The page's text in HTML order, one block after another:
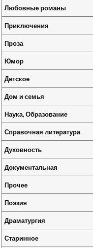
Любовные романы
Приключения
Проза
Юмор
Детское
Дом и семья
Наука, Образование
Справочная литература
Духовность
Документальная
Прочее
Поэзия
Драматургия
Старинное